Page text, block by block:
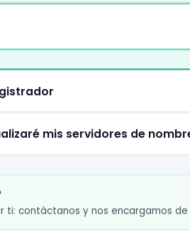
mis servidores de
ti: contáctanos y nos encargamos